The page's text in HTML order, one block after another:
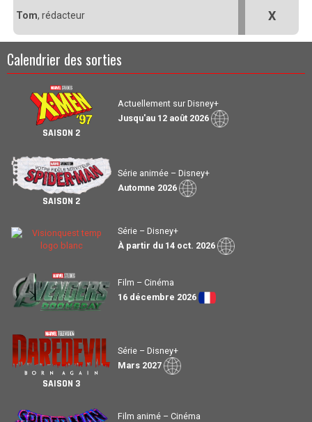
Tom, rédacteur X
Calendrier des sorties
SAISON 2
Actuellement sur Disney+
Jusqu'au 12 août 2026
SAISON 2
Série animée – Disney+
Automne 2026
Série – Disney+
À partir du 14 oct. 2026
Film – Cinéma
16 décembre 2026
SAISON 3
Série – Disney+
Mars 2027
Film animé – Cinéma